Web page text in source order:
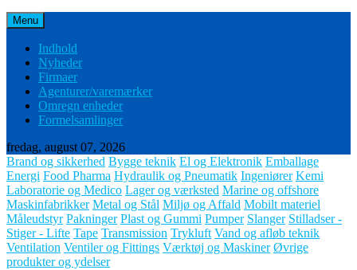
Menu
Indhold
Nyheder
Firmaer
Agenturer/varemærker
Omregn enheder
Formelsamlinger
fredag, august 07, 2026
Brand og sikkerhed Bygge teknik El og Elektronik Emballage
Energi Food Pharma Hydraulik og Pneumatik Ingeniører Kemi
Laboratorie og Medico Lager og værksted Marine og offshore
Maskinfabrikker Metal og Stål Miljø og Affald Mobilt materiel
Måleudstyr Pakninger Plast og Gummi Pumper Slanger Stilladser -
Stiger - Lifte Tape Transmission Trykluft Vand og afløb teknik
Ventilation Ventiler og Fittings Værktøj og Maskiner Øvrige
produkter og ydelser